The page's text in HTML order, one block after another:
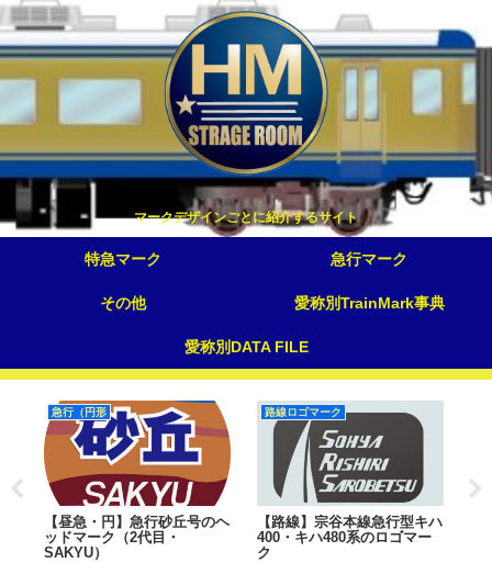
マークデザインごとに紹介するサイト
特急マーク 急行マーク
その他 愛称別TrainMark事典
愛称別DATA FILE
急行（円形
【昼急・円】急行砂丘号のヘ
ッドマーク（2代目・
SAKYU）
路線ロゴマーク
【路線】宗谷本線急行型キハ
400・キハ480系のロゴマー
ク